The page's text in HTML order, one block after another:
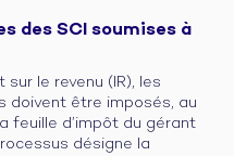
des SCI soumises à
sur le revenu (IR), les
doivent être imposés, au
feuille d’impôt du gérant
désigne la